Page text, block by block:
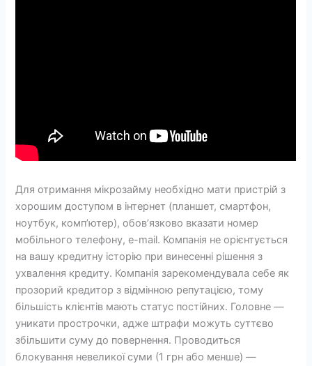
Для отримання мікрозайму необхідно мати пристрій з
хорошим доступом в інтернет (планшет, смартфон,
ноутбук, комп’ютер), обов’язково вказати номер
мобільного телефону, e-mail. Компанія не орієнтується
на вашу кредитну історію при винесенні рішення з
ухвалення кредиту. Компанія зарекомендувала себе як
прозорий кредитор з відмінною репутацією, тому
більшість клієнтів мають статус постійних. Головне —
уникати прострочки, адже штрафи можуть суттєво
збільшити суму до повернення. Проводиться
блокування невеликої суми (1 грн або менше) —